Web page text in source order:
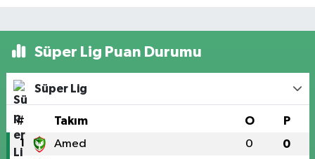
Süper Lig Puan Durumu
Süper Lig
# Takım O P
1 Amed 0 0